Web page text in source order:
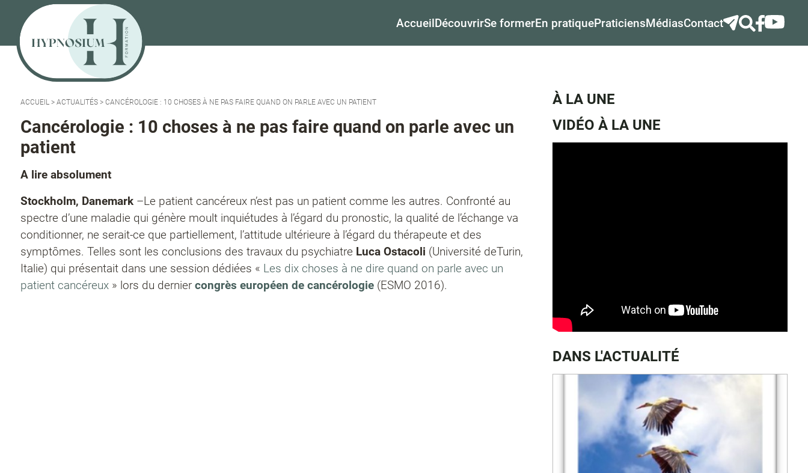
AccueilDécouvrirSe formerEn pratiquePraticiensMédiasContact
ACCUEIL > ACTUALITÉS > CANCÉROLOGIE : 10 CHOSES À NE PAS FAIRE QUAND ON PARLE AVEC UN PATIENT
Cancérologie : 10 choses à ne pas faire quand on parle avec un
patient
A lire absolument
Stockholm, Danemark –Le patient cancéreux n’est pas un patient comme les autres. Confronté au
spectre d’une maladie qui génère moult inquiétudes à l’égard du pronostic, la qualité de l’échange va
conditionner, ne serait-ce que partiellement, l’attitude ultérieure à l’égard du thérapeute et des
symptômes. Telles sont les conclusions des travaux du psychiatre Luca Ostacoli (Université deTurin,
Italie) qui présentait dans une session dédiées « Les dix choses à ne dire quand on parle avec un
patient cancéreux » lors du dernier congrès européen de cancérologie (ESMO 2016).
À LA UNE
VIDÉO À LA UNE
DANS L'ACTUALITÉ